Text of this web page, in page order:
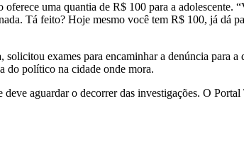
uma quantia de R$ 100 para a adolescente.
Tá feito? Hoje mesmo você tem R$ 100, já dá
exames para encaminhar a denúncia para
do político na cidade onde mora.
aguardar o decorrer das investigações. O